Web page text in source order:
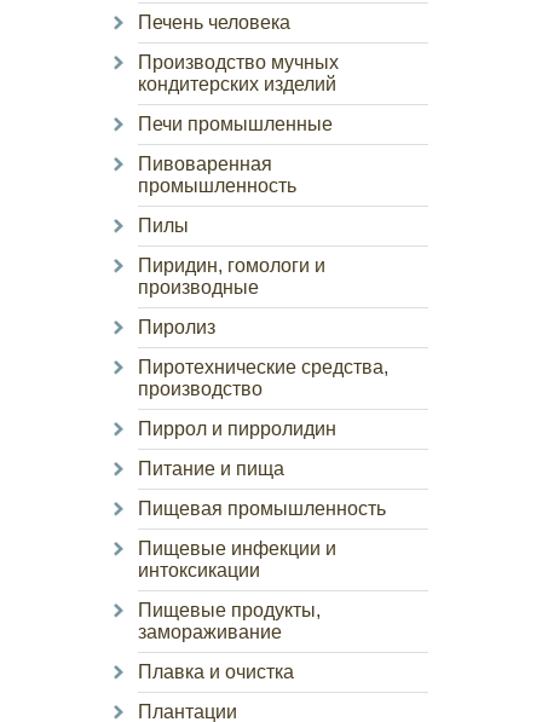
Печень человека
Производство мучных
кондитерских изделий
Печи промышленные
Пивоваренная
промышленность
Пилы
Пиридин, гомологи и
производные
Пиролиз
Пиротехнические средства,
производство
Пиррол и пирролидин
Питание и пища
Пищевая промышленность
Пищевые инфекции и
интоксикации
Пищевые продукты,
замораживание
Плавка и очистка
Плантации